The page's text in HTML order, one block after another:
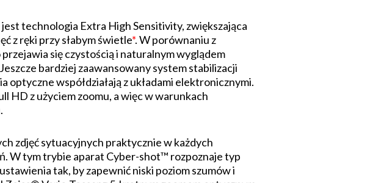
technologia Extra High Sensitivity, zwiększająca
z ręki przy słabym świetle*. W porównaniu z
przejawia się czystością i naturalnym wyglądem
bardziej zaawansowany system stabilizacji
współdziałają z układami elektronicznymi.
HD z użyciem zoomu, a więc w warunkach
zdjęć sytuacyjnych praktycznie w każdych
W tym trybie aparat Cyber-shot™ rozpoznaje typ
tak, by zapewnić niski poziom szumów i